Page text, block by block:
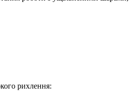
рихлення: